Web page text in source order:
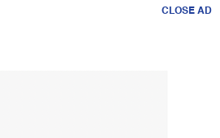
CLOSE AD